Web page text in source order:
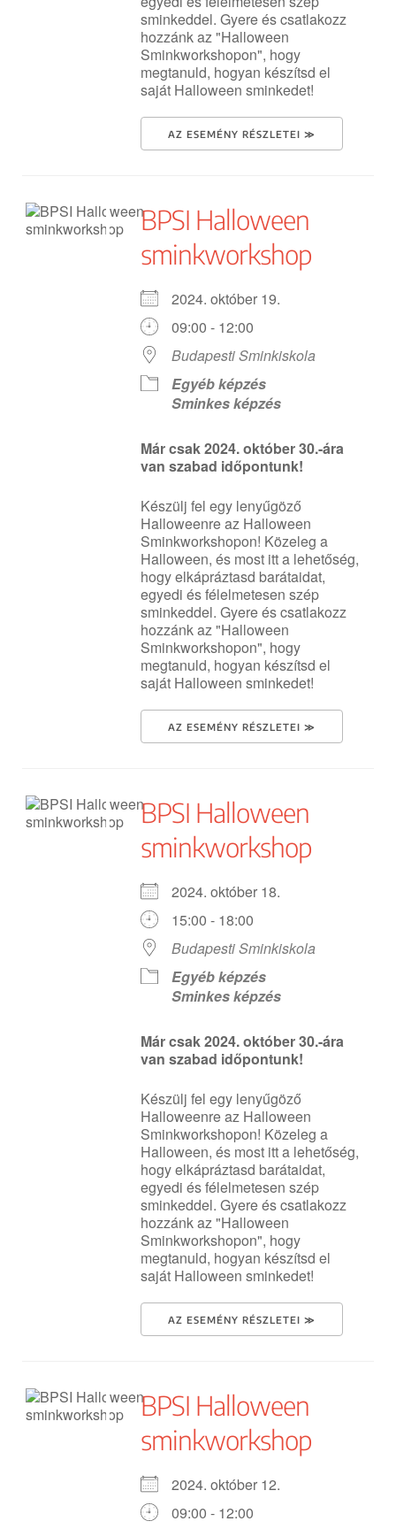
sminkeddel. Gyere és csatlakozz
hozzánk az "Halloween
Sminkworkshopon", hogy
megtanuld, hogyan készítsd el
saját Halloween sminkedet!
AZ ESEMÉNY RÉSZLETEI ≫
BPSI Halloween
sminkworkshop
2024. október 19.
09:00 - 12:00
Budapesti Sminkiskola
Egyéb képzés
Sminkes képzés
Már csak 2024. október 30.-ára
van szabad időpontunk!
Készülj fel egy lenyűgöző
Halloweenre az Halloween
Sminkworkshopon! Közeleg a
Halloween, és most itt a lehetőség,
hogy elkápráztasd barátaidat,
egyedi és félelmetesen szép
sminkeddel. Gyere és csatlakozz
hozzánk az "Halloween
Sminkworkshopon", hogy
megtanuld, hogyan készítsd el
saját Halloween sminkedet!
AZ ESEMÉNY RÉSZLETEI ≫
BPSI Halloween
sminkworkshop
2024. október 18.
15:00 - 18:00
Budapesti Sminkiskola
Egyéb képzés
Sminkes képzés
Már csak 2024. október 30.-ára
van szabad időpontunk!
Készülj fel egy lenyűgöző
Halloweenre az Halloween
Sminkworkshopon! Közeleg a
Halloween, és most itt a lehetőség,
hogy elkápráztasd barátaidat,
egyedi és félelmetesen szép
sminkeddel. Gyere és csatlakozz
hozzánk az "Halloween
Sminkworkshopon", hogy
megtanuld, hogyan készítsd el
saját Halloween sminkedet!
AZ ESEMÉNY RÉSZLETEI ≫
BPSI Halloween
sminkworkshop
2024. október 12.
09:00 - 12:00